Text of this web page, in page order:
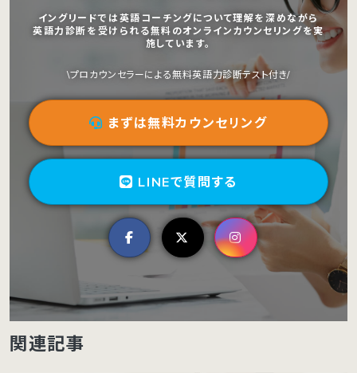
イングリードでは英語コーチングについて理解を深めながら
英語力診断を受けられる無料のオンラインカウンセリングを実
施しています。
\プロカウンセラーによる無料英語力診断テスト付き/
まずは無料カウンセリング
LINEで質問する
関連記事